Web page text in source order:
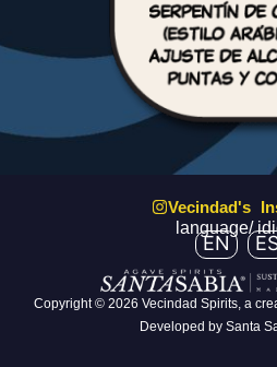
Vecindad's
language/
EN
Copyright © 2026 Vecindad Spirits, a
Developed by Santa